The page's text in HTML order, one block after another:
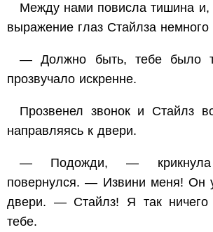
Между нами повисла тишина и,
выражение глаз Стайлза немного
— Должно быть, тебе было
прозвучало искренне.
Прозвенел звонок и Стайлз
направляясь к двери.
— Подожди, —
повернулся. — Извини меня! Он
двери. — Стайлз! Я так
тебе.